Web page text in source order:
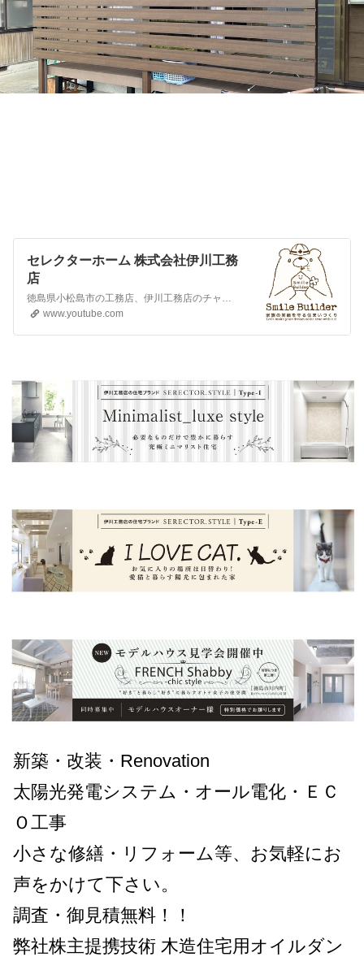
セレクターホーム 株式会社伊川工務
店
www.youtube.com
新築・改装・Renovation
太陽光発電システム・オール電化・ＥＣ
Ｏ工事
小さな修繕・リフォーム等、お気軽にお
声をかけて下さい。
調査・御見積無料！！
弊社株主提携技術 木造住宅用オイルダン